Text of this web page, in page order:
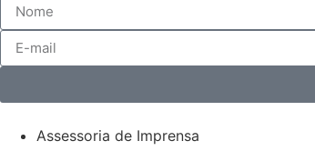
Assessoria de Imprensa